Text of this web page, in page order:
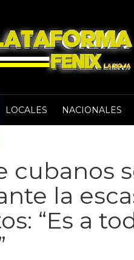
LOCALES NACIONALES
cubanos
la
“Es a